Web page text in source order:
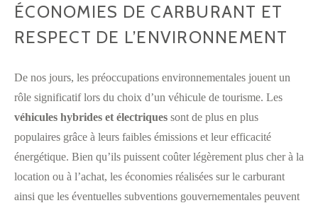
ÉCONOMIES DE CARBURANT ET
RESPECT DE L’ENVIRONNEMENT
De nos jours, les préoccupations environnementales jouent un
rôle significatif lors du choix d’un véhicule de tourisme. Les
véhicules hybrides et électriques sont de plus en plus
populaires grâce à leurs faibles émissions et leur efficacité
énergétique. Bien qu’ils puissent coûter légèrement plus cher à la
location ou à l’achat, les économies réalisées sur le carburant
ainsi que les éventuelles subventions gouvernementales peuvent